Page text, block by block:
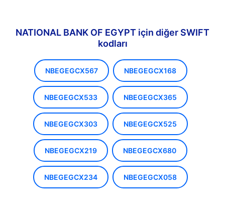
NATIONAL BANK OF EGYPT için diğer SWIFT
kodları
NBEGEGCX567 NBEGEGCX168
NBEGEGCX533 NBEGEGCX365
NBEGEGCX303 NBEGEGCX525
NBEGEGCX219 NBEGEGCX680
NBEGEGCX234 NBEGEGCX058